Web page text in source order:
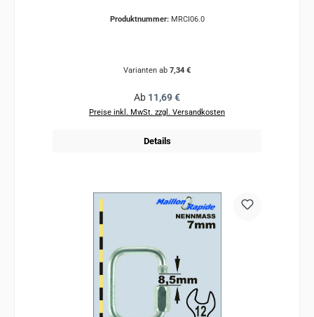
Produktnummer: MRCI06.0
Varianten ab 7,34 €
Regulärer Preis:
Ab 11,69 €
Preise inkl. MwSt. zzgl. Versandkosten
Details